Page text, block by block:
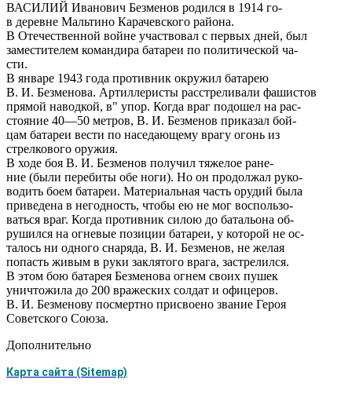
ВАСИЛИЙ Иванович Безменов родился в 1914 го-
в деревне Мальтино Карачевского района.
В Отечественной войне участвовал с первых дней, был
заместителем командира батареи по политической ча-
сти.
В январе 1943 года противник окружил батарею
В. И. Безменова. Артиллеристы расстреливали фашистов
прямой наводкой, в" упор. Когда враг подошел на рас-
стояние 40—50 метров, В. И. Безменов приказал бой-
цам батареи вести по наседающему врагу огонь из
стрелкового оружия.
В ходе боя В. И. Безменов получил тяжелое ране-
ние (были перебиты обе ноги). Но он продолжал руко-
водить боем батареи. Материальная часть орудий была
приведена в негодность, чтобы ею не мог воспользо-
ваться враг. Когда противник силою до батальона об-
рушился на огневые позиции батареи, у которой не ос-
талось ни одного снаряда, В. И. Безменов, не желая
попасть живым в руки заклятого врага, застрелился.
В этом бою батарея Безменова огнем своих пушек
уничтожила до 200 вражеских солдат и офицеров.
В. И. Безменову посмертно присвоено звание Героя
Советского Союза.
Дополнительно
Карта сайта (Sitemap)